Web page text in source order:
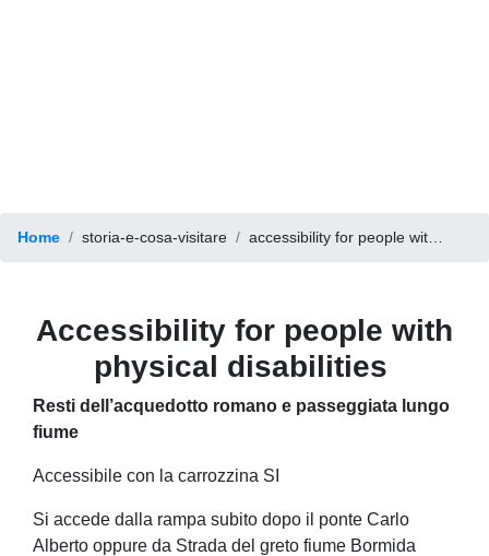
Home storia-e-cosa-visitare accessibility for people with physical disabilities
Accessibility for people with
physical disabilities
Resti dell’acquedotto romano e passeggiata lungo
fiume
Accessibile con la carrozzina SI
Si accede dalla rampa subito dopo il ponte Carlo
Alberto oppure da Strada del greto fiume Bormida